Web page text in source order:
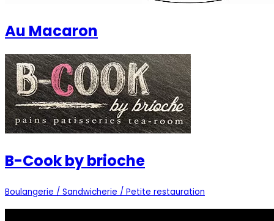
Au Macaron
B-Cook by brioche
Boulangerie / Sandwicherie / Petite restauration